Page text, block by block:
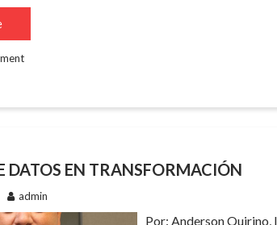
DATOS EN TRANSFORMACIÓN
admin
Por: Anderson Quirino,